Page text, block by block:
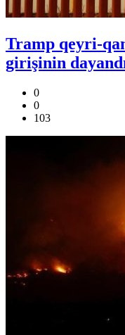
Tramp qeyri-
girişinin
0
0
103